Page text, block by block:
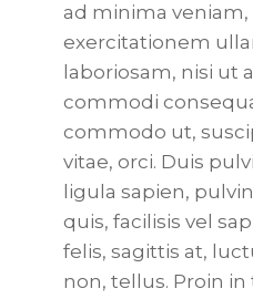
ad minima
exercitationem
laboriosam, nisi ut
commodi
commodo ut,
vitae, orci. Duis
ligula sapien,
quis, facilisis vel
felis, sagittis at,
non, tellus. Proin